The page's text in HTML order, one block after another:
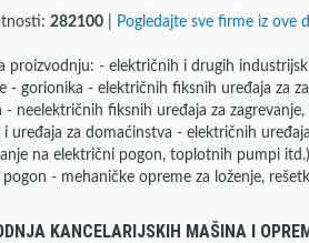
282100 Pogledajte sve firme iz ove
proizvodnju: - električnih i drugih
- gorionika - električnih fiksnih uređaja za
- neelektričnih fiksnih uređaja za
uređaja za domaćinstva - električnih
na električni pogon, toplotnih pumpi
- mehaničke opreme za loženje,
KANCELARIJSKIH MAŠINA I